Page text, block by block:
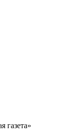
газета»